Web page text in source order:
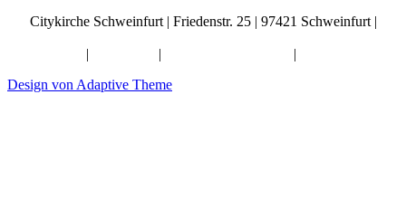
Citykirche Schweinfurt | Friedenstr. 25 | 97421 Schweinfurt |
| | |
Design von Adaptive Theme